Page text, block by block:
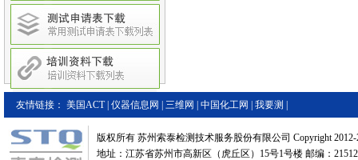
友情链接： 美国ACT| 仪器信息网 三维网 中国化工网 我要测
版权所有 苏州索泰检测技术服务股份有限公司 Copyright 2012-
地址：江苏省苏州市高新区（虎丘区）15号1号楼 邮编：